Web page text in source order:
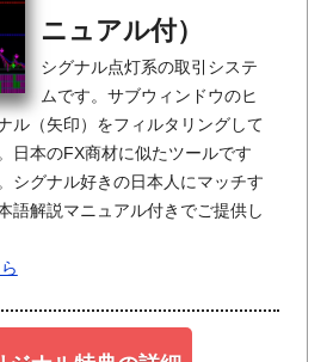
ニュアル付）
シグナル点灯系の取引システ
ムです。サブウィンドウのヒ
ル（矢印）をフィルタリングして
日本のFX商材に似たツールです
シグナル好きの日本人にマッチす
語解説マニュアル付きでご提供し